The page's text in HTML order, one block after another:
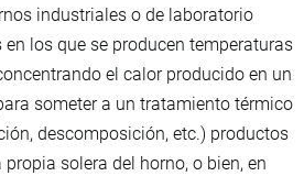
industriales o de laboratorio
los que se producen temperaturas
el calor producido en un
someter a un tratamiento térmico
descomposición, etc.) productos
solera del horno, o bien, en